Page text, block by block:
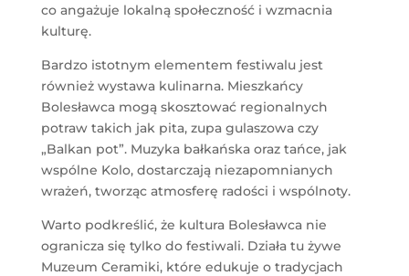
co angażuje lokalną społeczność i wzmacnia
kulturę.
Bardzo istotnym elementem festiwalu jest
również wystawa kulinarna. Mieszkańcy
Bolesławca mogą skosztować regionalnych
potraw takich jak pita, zupa gulaszowa czy
„Balkan pot”. Muzyka bałkańska oraz tańce, jak
wspólne Kolo, dostarczają niezapomnianych
wrażeń, tworząc atmosferę radości i wspólnoty.
Warto podkreślić, że kultura Bolesławca nie
ogranicza się tylko do festiwali. Działa tu żywe
Muzeum Ceramiki, które edukuje o tradycjach